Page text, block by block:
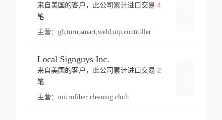
来自美国的客户，此公司累计进口交易 4
笔
主营： gh,turn,smart,weld,utp,controller
Local Signguys Inc.
来自美国的客户，此公司累计进口交易 2
笔
主营： microfiber cleaning cloth